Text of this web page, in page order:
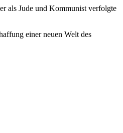
als Jude und Kommunist verfolgte
einer neuen Welt des